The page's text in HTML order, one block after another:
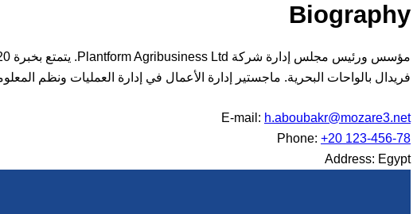
Biography
فريدال بالواحات البحرية. ماجستير إدارة الأعمال في إدارة العمليات ونظم
E-mail: h.aboubakr@mozare3.net
Phone: +20 123-456-78
Address: Egypt